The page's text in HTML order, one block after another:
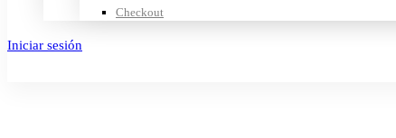
Checkout
Iniciar sesión